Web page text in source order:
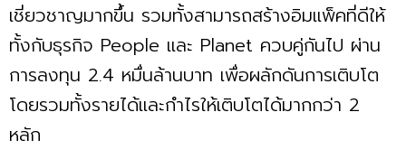
เชี่ยวชาญมากขึ้น รวมทั้งสามารถสร้างอิมแพ็คที่ดีให้
ทั้งกับธุรกิจ People และ Planet ควบคู่กันไป ผ่าน
การลงทุน 2.4 หมื่นล้านบาท เพื่อผลักดันการเติบโต
โดยรวมทั้งรายได้และกำไรให้เติบโตได้มากกว่า 2
หลัก